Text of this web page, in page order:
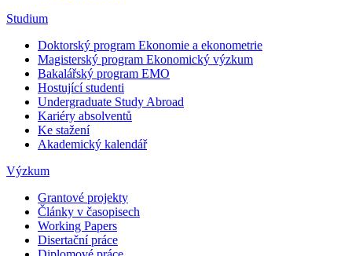
Studium
Doktorský program Ekonomie a ekonometrie
Magisterský program Ekonomický výzkum
Bakalářský program EMO
Hostující studenti
Undergraduate Study Abroad
Kariéry absolventů
Ke stažení
Akademický kalendář
Výzkum
Grantové projekty
Články v časopisech
Working Papers
Disertační práce